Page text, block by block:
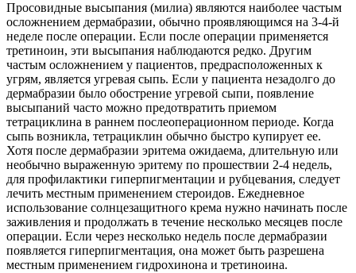
Просовидные высыпания (милиа) являются наиболее частым
осложнением дермабразии, обычно проявляющимся на 3-4-й
неделе после операции. Если после операции применяется
третиноин, эти высыпания наблюдаются редко. Другим
частым осложнением у пациентов, предрасположенных к
угрям, является угревая сыпь. Если у пациента незадолго до
дермабразии было обострение угревой сыпи, появление
высыпаний часто можно предотвратить приемом
тетрациклина в раннем послеоперационном периоде. Когда
сыпь возникла, тетрациклин обычно быстро купирует ее.
Хотя после дермабразии эритема ожидаема, длительную или
необычно выраженную эритему по прошествии 2-4 недель,
для профилактики гиперпигментации и рубцевания, следует
лечить местным применением стероидов. Ежедневное
использование солнцезащитного крема нужно начинать после
заживления и продолжать в течение несколько месяцев после
операции. Если через несколько недель после дермабразии
появляется гиперпигментация, она может быть разрешена
местным применением гидрохинона и третиноина.